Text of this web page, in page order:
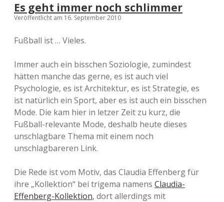
Es geht immer noch schlimmer
Veröffentlicht am 16. September 2010
Fußball ist … Vieles.
Immer auch ein bisschen Soziologie, zumindest
hätten manche das gerne, es ist auch viel
Psychologie, es ist Architektur, es ist Strategie, es
ist natürlich ein Sport, aber es ist auch ein bisschen
Mode. Die kam hier in letzer Zeit zu kurz, die
Fußball-relevante Mode, deshalb heute dieses
unschlagbare Thema mit einem noch
unschlagbareren Link.
Die Rede ist vom Motiv, das Claudia Effenberg für
ihre „Kollektion“ bei trigema namens Claudia-
Effenberg-Kollektion, dort allerdings mit